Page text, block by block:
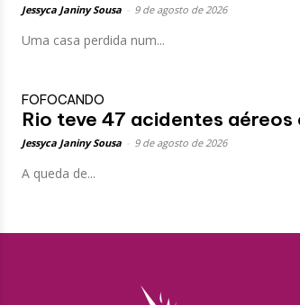
Jessyca Janiny Sousa 9 de agosto de 2026
Uma casa perdida num...
FOFOCANDO
Rio teve 47 acidentes
Jessyca Janiny Sousa 9 de agosto de 2026
A queda de...